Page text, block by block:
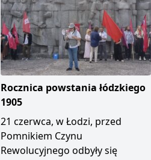
Rocznica powstania łódzkiego
1905
21 czerwca, w Łodzi, przed
Pomnikiem Czynu
Rewolucyjnego odbyły się